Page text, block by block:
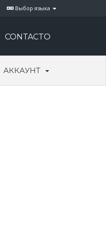
Выбор языка
CONTACTO
АККАУНТ